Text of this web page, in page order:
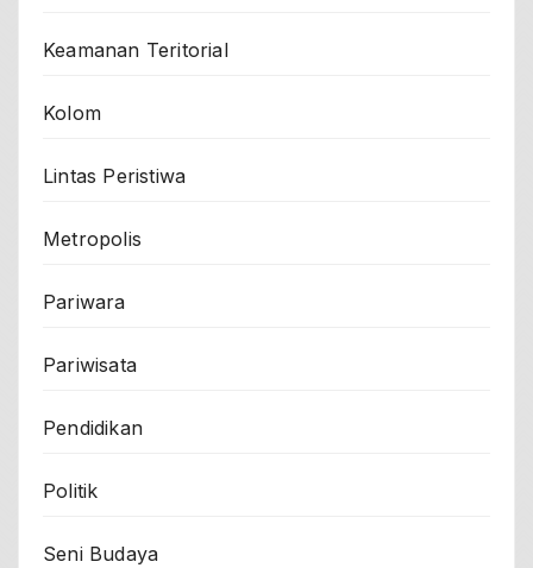
Keamanan Teritorial
Kolom
Lintas Peristiwa
Metropolis
Pariwara
Pariwisata
Pendidikan
Politik
Seni Budaya